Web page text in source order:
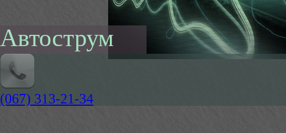
Автострум
(067) 313-21-34